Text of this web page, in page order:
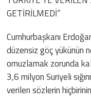
GETİRİLMEDİ”
Cumhurbaşkanı
düzensiz göç yükünün
omuzlamak zorunda
3,6 milyon Suriyeli
verilen sözlerin